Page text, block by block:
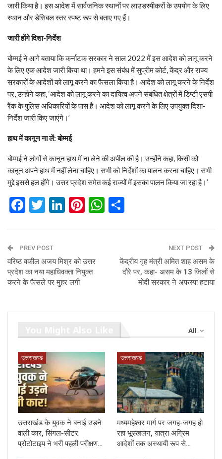
जारी किया है। इस आदेश में सार्वजनिक स्थानों पर लाउडस्पीकरों के उपयोग के लिए
स्थान और डेसिबल स्तर स्पष्ट रूप से बताए गए हैं।
जारी होंगे दिशा-निर्देश
बोम्मई ने आगे बताया कि कर्नाटक सरकार ने साल 2022 में इस आदेश को लागू करने
के लिए एक आदेश जारी किया था। हमने इस संबंध में सुप्रीम कोर्ट, केंद्र और राज्य
सरकारों के आदेशों को लागू करने का फैसला किया है। आदेश को लागू करने के निर्देश
पर, उन्होंने कहा, ‘आदेश को लागू करने का दायित्व अपने संबंधित क्षेत्रों में डिप्टी एसपी
रैंक के पुलिस अधिकारियों के पास है। आदेश को लागू करने के लिए उपयुक्त दिशा-
निर्देश जारी किए जाएंगे।’
हाथ में कानून ना लें: बोम्मई
बोम्मई ने लोगों से कानून हाथ में ना लेने की अपील की है। उन्होंने कहा, किसी को
कानून अपने हाथ में नहीं लेना चाहिए। सभी को निर्देशों का पालन करना चाहिए। सभी
मुद्दे इससे हल होंगे। उत्तर प्रदेश समेत कई राज्यों में इसका पालन किया जा रहा है।’
Facebook
Twitter
LinkedIn
Pinterest
WhatsApp
PREV POST
वरिष्ठ वकील अजय मिश्र को उत्तर
प्रदेश का नया महाधिवक्ता नियुक्त
करने के फैसले पर मुहर लगी
NEXT POST
केंद्रीय गृह मंत्री अमित शाह असम के
दौरे पर, कहा- असम के 13 जिलों से
मोदी सरकार ने अफस्पा हटाया
All
उत्तराखण्ड
उत्तराखंड के युवक ने बनाई उड़ने
वाली कार, सिंगल-सीटर
प्रोटोटाइप ने भरी पहली परीक्षण…
उत्तराखण्ड
मध्यमहेश्वर मार्ग पर जगह-जगह हो
रहा भूस्खलन, यात्रा अग्रिम
आदेशों तक अस्थायी रूप से…